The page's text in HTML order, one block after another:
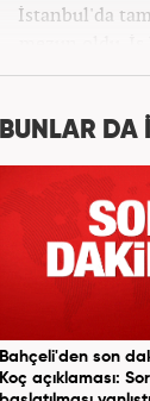
İstanbul'da
mezun oldu.
BUNLAR DA
Bahçeli'den son
Koç açıklaması: